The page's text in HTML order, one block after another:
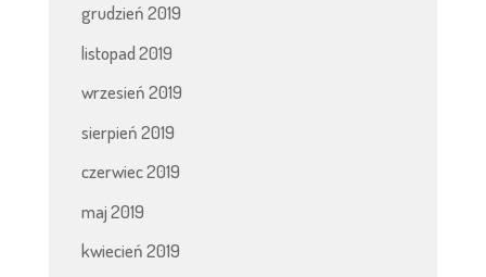
grudzień 2019
listopad 2019
wrzesień 2019
sierpień 2019
czerwiec 2019
maj 2019
kwiecień 2019